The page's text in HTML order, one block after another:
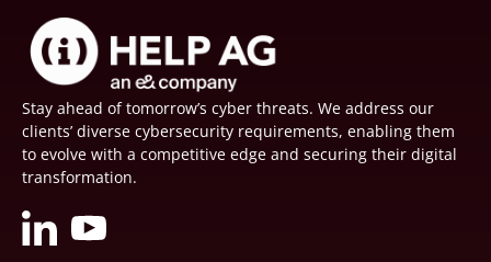
Stay ahead of tomorrow’s cyber threats. We address our
clients’ diverse cybersecurity requirements, enabling them
to evolve with a competitive edge and securing their digital
transformation.